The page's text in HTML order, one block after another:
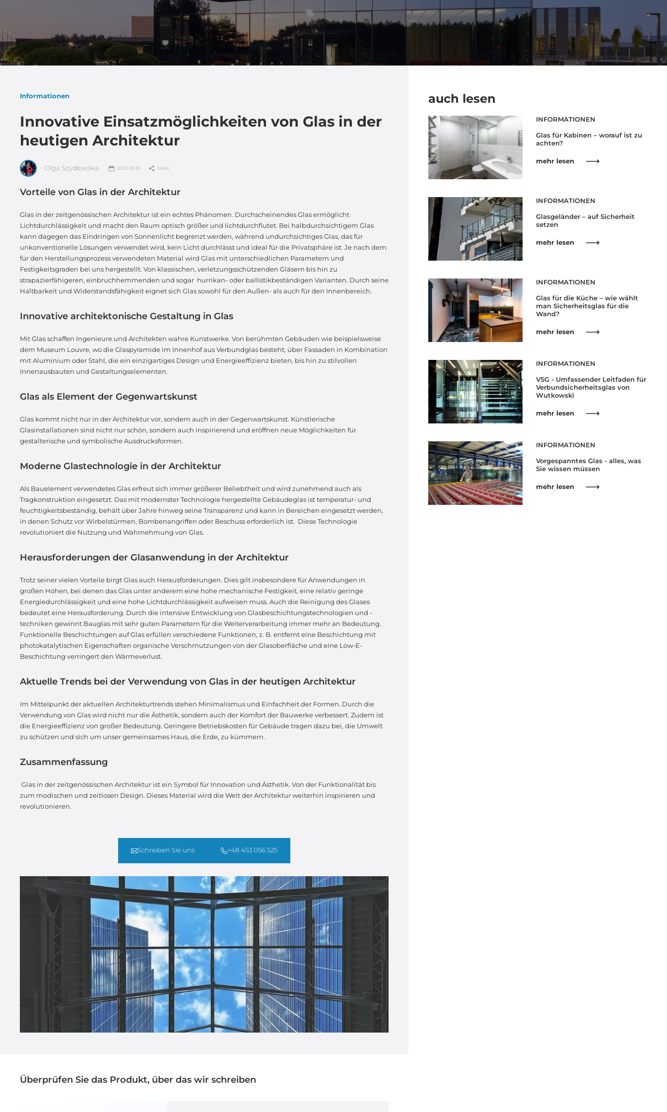
Informationen
Innovative Einsatzmöglichkeiten von Glas in der
heutigen Architektur
Olga Szydłowska 2023-08-18 teilen
Vorteile von Glas in der Architektur
Glas in der zeitgenössischen Architektur ist ein echtes Phänomen. Durchscheinendes Glas ermöglicht
Lichtdurchlässigkeit und macht den Raum optisch größer und lichtdurchflutet. Bei halbdurchsichtigem Glas
kann dagegen das Eindringen von Sonnenlicht begrenzt werden, während undurchsichtiges Glas, das für
unkonventionelle Lösungen verwendet wird, kein Licht durchlässt und ideal für die Privatsphäre ist. Je nach dem
für den Herstellungsprozess verwendeten Material wird Glas mit unterschiedlichen Parametern und
Festigkeitsgraden bei uns hergestellt. Von klassischen, verletzungsschützenden Gläsern bis hin zu
strapazierfähigeren, einbruchhemmenden und sogar hurrikan- oder ballistikbeständigen Varianten. Durch seine
Haltbarkeit und Widerstandsfähigkeit eignet sich Glas sowohl für den Außen- als auch für den Innenbereich.
Innovative architektonische Gestaltung in Glas
Mit Glas schaffen Ingenieure und Architekten wahre Kunstwerke. Von berühmten Gebäuden wie beispielsweise
dem Museum Louvre, wo die Glaspyramide im Innenhof aus Verbundglas besteht, über Fassaden in Kombination
mit Aluminium oder Stahl, die ein einzigartiges Design und Energieeffizienz bieten, bis hin zu stilvollen
Innenausbauten und Gestaltungselementen.
Glas als Element der Gegenwartskunst
Glas kommt nicht nur in der Architektur vor, sondern auch in der Gegenwartskunst. Künstlerische
Glasinstallationen sind nicht nur schön, sondern auch inspirierend und eröffnen neue Möglichkeiten für
gestalterische und symbolische Ausdrucksformen.
Moderne Glastechnologie in der Architektur
Als Bauelement verwendetes Glas erfreut sich immer größerer Beliebtheit und wird zunehmend auch als
Tragkonstruktion eingesetzt. Das mit modernster Technologie hergestellte Gebäudeglas ist temperatur- und
feuchtigkeitsbeständig, behält über Jahre hinweg seine Transparenz und kann in Bereichen eingesetzt werden,
in denen Schutz vor Wirbelstürmen, Bombenangriffen oder Beschuss erforderlich ist. Diese Technologie
revolutioniert die Nutzung und Wahrnehmung von Glas.
Herausforderungen der Glasanwendung in der Architektur
Trotz seiner vielen Vorteile birgt Glas auch Herausforderungen. Dies gilt insbesondere für Anwendungen in
großen Höhen, bei denen das Glas unter anderem eine hohe mechanische Festigkeit, eine relativ geringe
Energiedurchlässigkeit und eine hohe Lichtdurchlässigkeit aufweisen muss. Auch die Reinigung des Glases
bedeutet eine Herausforderung. Durch die intensive Entwicklung von Glasbeschichtungstechnologien und -
techniken gewinnt Bauglas mit sehr guten Parametern für die Weiterverarbeitung immer mehr an Bedeutung.
Funktionelle Beschichtungen auf Glas erfüllen verschiedene Funktionen, z. B. entfernt eine Beschichtung mit
photokatalytischen Eigenschaften organische Verschmutzungen von der Glasoberfläche und eine Low-E-
Beschichtung verringert den Wärmeverlust.
Aktuelle Trends bei der Verwendung von Glas in der heutigen Architektur
Im Mittelpunkt der aktuellen Architekturtrends stehen Minimalismus und Einfachheit der Formen. Durch die
Verwendung von Glas wird nicht nur die Ästhetik, sondern auch der Komfort der Bauwerke verbessert. Zudem ist
die Energieeffizienz von großer Bedeutung. Geringere Betriebskosten für Gebäude tragen dazu bei, die Umwelt
zu schützen und sich um unser gemeinsames Haus, die Erde, zu kümmern.
Zusammenfassung
Glas in der zeitgenössischen Architektur ist ein Symbol für Innovation und Ästhetik. Von der Funktionalität bis
zum modischen und zeitlosen Design. Dieses Material wird die Welt der Architektur weiterhin inspirieren und
revolutionieren.
Schreiben Sie uns +48 453 056 525
Überprüfen Sie das Produkt, über das wir schreiben
auch lesen
INFORMATIONEN
Glas für Kabinen – worauf ist zu
achten?
mehr lesen
INFORMATIONEN
Glasgeländer – auf Sicherheit
setzen
mehr lesen
INFORMATIONEN
Glas für die Küche – wie wählt
man Sicherheitsglas für die
Wand?
mehr lesen
INFORMATIONEN
VSG - Umfassender Leitfaden für
Verbundsicherheitsglas von
Wutkowski
mehr lesen
INFORMATIONEN
Vorgespanntes Glas - alles, was
Sie wissen müssen
mehr lesen